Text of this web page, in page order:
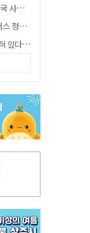
하겠다"
도 쓴소리
30대 구속
지정'
끝 숨져
는 '초박빙'
'오디세이'